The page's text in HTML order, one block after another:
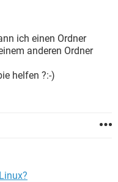
ich einen Ordner
anderen Ordner
helfen ?:-)